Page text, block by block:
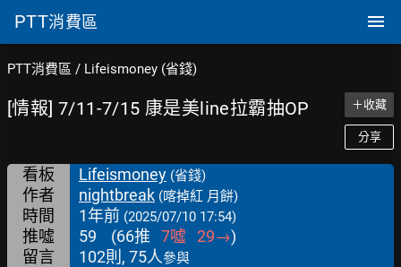
PTT消費區
PTT消費區 / Lifeismoney (省錢)
[情報] 7/11-7/15 康是美line拉霸抽OP ＋收藏
分享
看板 Lifeismoney (省錢)
作者 nightbreak (喀掉紅 月餅)
時間 1年前 (2025/07/10 17:54)
推噓 59 (66推 7噓 29→)
留言
102則, 75人參與